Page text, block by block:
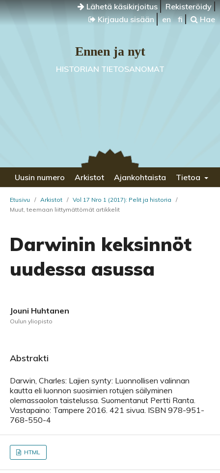
Lähetä käsikirjoitus
Rekisteröidy
Kirjaudu sisään
en fi Hae
Ennen ja nyt
HISTORIAN TIETOSANOMAT
Uusin numero Arkistot Ajankohtaista Tietoa
Etusivu / Arkistot / Vol 17 Nro 1 (2017): Pelit ja historia
/
Muut, teemaan liittymättömät artikkelit
Darwinin keksinnöt
uudessa asussa
Jouni Huhtanen
Oulun yliopisto
Abstrakti
Darwin, Charles: Lajien synty: Luonnollisen valinnan
kautta eli luonnon suosimien rotujen säilyminen
olemassaolon taistelussa. Suomentanut Pertti Ranta.
Vastapaino: Tampere 2016. 421 sivua. ISBN 978-951-
768-550-4
HTML